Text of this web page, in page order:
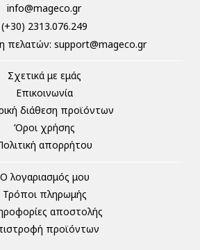
info@mageco.gr
(+30) 2313.076.249
πελατών: support@mageco.gr
Σχετικά με εμάς
Επικοινωνία
διάθεση προϊόντων
Όροι χρήσης
απορρήτου
Ο λογαριασμός μου
Τρόποι πληρωμής
αποστολής
προϊόντων